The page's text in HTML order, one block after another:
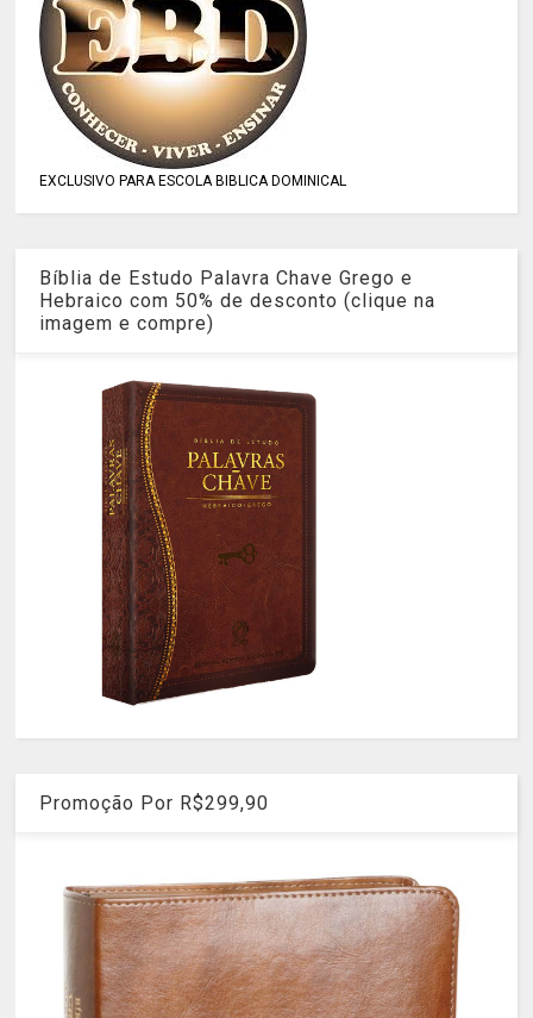
EXCLUSIVO PARA ESCOLA BIBLICA DOMINICAL
Bíblia de Estudo Palavra Chave Grego e
Hebraico com 50% de desconto (clique na
imagem e compre)
Promoção Por R$299,90